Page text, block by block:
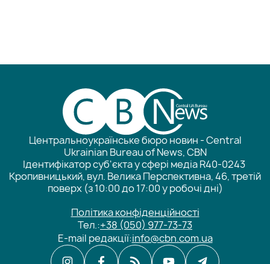
Центральноукраїнське бюро новин - Central
Ukrainian Bureau of News, CBN
Ідентифікатор суб'єкта у сфері медіа R40-0243
Кропивницький, вул. Велика Перспективна, 46, третій
поверх (з 10:00 до 17:00 у робочі дні)
Політика конфіденційності
Тел.:+38 (050) 977-73-73
E-mail редакції:info@cbn.com.ua